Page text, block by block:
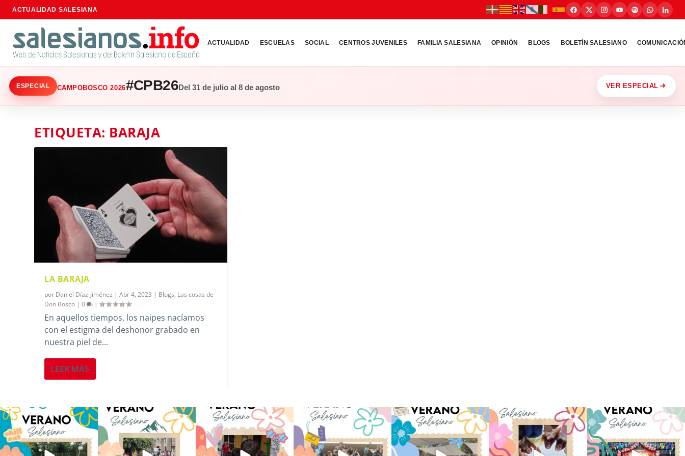
ACTUALIDAD SALESIANA
ACTUALIDAD ESCUELAS SOCIAL CENTROS JUVENILES FAMILIA SALESIANA OPINIÓN BLOGS BOLETÍN SALESIANO
ESPECIAL CAMPOBOSCO 2026#CPB26Del 31 de julio al 8 de agosto VER ESPECIAL
ETIQUETA: BARAJA
LA BARAJA
por Daniel Díaz-Jiménez |Abr 4, 2023 | Blogs, Las cosas de
Don Bosco |0 |
En aquellos tiempos, los naipes nacíamos
con el estigma del deshonor grabado en
nuestra piel de...
LEER MÁS
Los alumnos de 6º de Primaria, 1º
y 2º de la ESO...
145 2
La diversión y la alegría también
se han sentido
93 0
No hay verano sin que sea
Salesiano ❤️💫 en Luz 4...
194 0
viviendo la alegría en el
campamento Caravio...
91 2
Que bonito todo lo que han vivido
en el campamento...
251 2
Superestrella!! 🌟 La música
invade el Campamento ...
6 0
La Orotava ha disfrutado a lo
grande de su
66 1